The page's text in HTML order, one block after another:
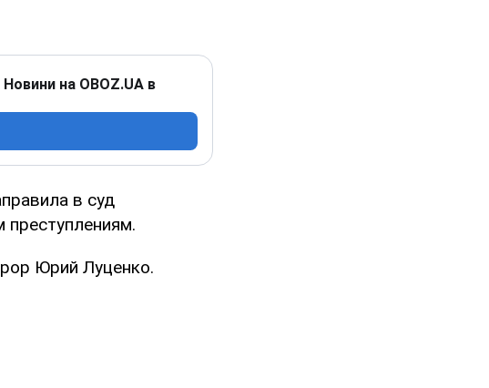
на OBOZ.UA в
в суд
Юрий Луценко.